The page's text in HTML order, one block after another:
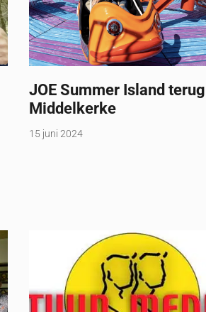
JOE Summer Island
Middelkerke
15 juni 2024